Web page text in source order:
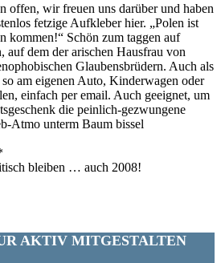
offen, wir freuen uns darüber und haben
fetzige Aufkleber hier. „Polen ist
kommen!“ Schön zum taggen auf
auf dem der arischen Hausfrau von
Glaubensbrüdern. Auch als
am eigenen Auto, Kinderwagen oder
einfach per email. Auch geeignet, um
die peinlich-gezwungene
Atmo unterm Baum bissel
bleiben … auch 2008!
AKTIV MITGESTALTEN